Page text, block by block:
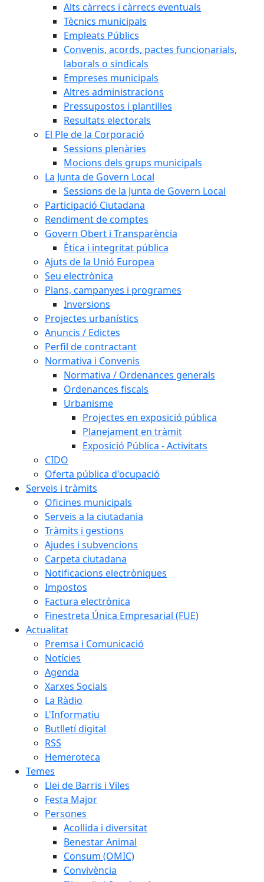
Alts càrrecs i càrrecs eventuals
Tècnics municipals
Empleats Públics
Convenis, acords, pactes funcionarials,
laborals o sindicals
Empreses municipals
Altres administracions
Pressupostos i plantilles
Resultats electorals
El Ple de la Corporació
Sessions plenàries
Mocions dels grups municipals
La Junta de Govern Local
Sessions de la Junta de Govern Local
Participació Ciutadana
Rendiment de comptes
Govern Obert i Transparència
Ètica i integritat pública
Ajuts de la Unió Europea
Seu electrònica
Plans, campanyes i programes
Inversions
Projectes urbanístics
Anuncis / Edictes
Perfil de contractant
Normativa i Convenis
Normativa / Ordenances generals
Ordenances fiscals
Urbanisme
Projectes en exposició pública
Planejament en tràmit
Exposició Pública - Activitats
CIDO
Oferta pública d'ocupació
Serveis i tràmits
Oficines municipals
Serveis a la ciutadania
Tràmits i gestions
Ajudes i subvencions
Carpeta ciutadana
Notificacions electròniques
Impostos
Factura electrònica
Finestreta Única Empresarial (FUE)
Actualitat
Premsa i Comunicació
Notícies
Agenda
Xarxes Socials
La Ràdio
L'Informatiu
Butlletí digital
RSS
Hemeroteca
Temes
Llei de Barris i Viles
Festa Major
Persones
Acollida i diversitat
Benestar Animal
Consum (OMIC)
Convivència